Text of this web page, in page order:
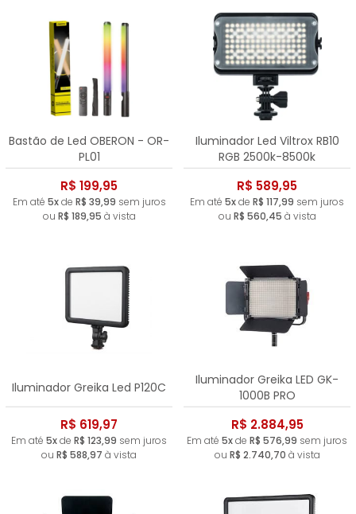
Bastão de Led OBERON - OR-
PL01
R$ 199,95
Em até 5xde R$ 39,99 sem juros
ou R$ 189,95 à vista
Iluminador Led Viltrox RB10
RGB 2500k-8500k
R$ 589,95
Em até 5xde R$ 117,99 sem juros
ou R$ 560,45 à vista
Iluminador Greika Led P120C
R$ 619,97
Em até 5xde R$ 123,99 sem juros
ou R$ 588,97 à vista
Iluminador Greika LED GK-
1000B PRO
R$ 2.884,95
Em até 5xde R$ 576,99 sem juros
ou R$ 2.740,70 à vista